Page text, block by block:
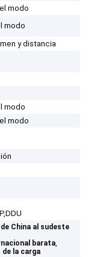
modo
modo
y distancia
modo
modo
China al sudeste
barata,
de la carga